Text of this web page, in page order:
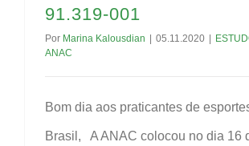
91.319-001
Por Marina Kalousdian 05.11.2020
ANAC
Bom dia aos praticantes de
Brasil, A ANAC colocou no dia 16